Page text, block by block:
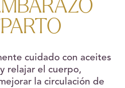
cuidado con aceites
relajar el cuerpo,
la circulación de